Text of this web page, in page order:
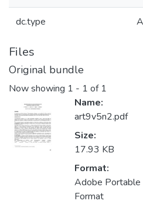
dc.type
Files
Original bundle
Now showing 1 - 1 of 1
Name:
art9v5n2.pdf
Size:
17.93 KB
Format:
Adobe Portable
Format